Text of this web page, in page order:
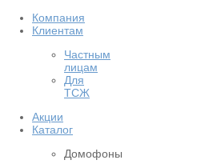
Компания
Клиентам
Частным
лицам
Для
ТСЖ
Акции
Каталог
Домофоны